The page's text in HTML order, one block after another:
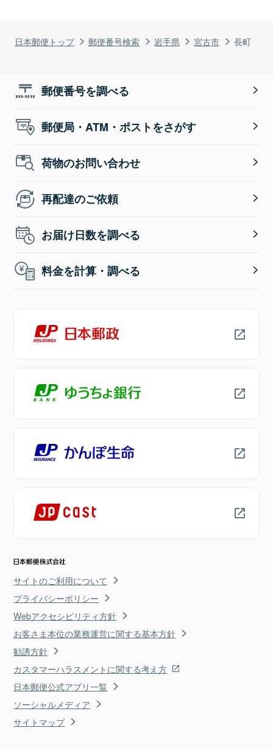
日本郵便トップ 郵便番号検索 岩手県 宮古市 長町
郵便番号を調べる
郵便局・ATM・ポストをさがす
荷物のお問い合わせ
再配達のご依頼
お届け日数を調べる
料金を計算・調べる
サイトのご利用について
プライバシーポリシー
Webアクセシビリティ方針
お客さま本位の業務運営に関する基本方針
勧誘方針
カスタマーハラスメントに関する考え方
日本郵便公式アプリ一覧
ソーシャルメディア
サイトマップ